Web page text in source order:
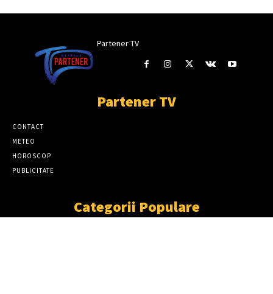
Partener TV
Partener TV
CONTACT
METEO
HOROSCOP
PUBLICITATE
Categorii Populare